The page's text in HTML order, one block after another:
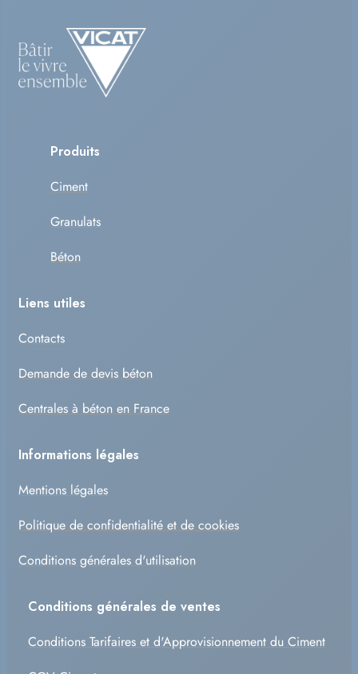
Produits
Ciment
Granulats
Béton
Liens utiles
Contacts
Demande de devis béton
Centrales à béton en France
Informations légales
Mentions légales
Politique de confidentialité et de cookies
Conditions générales d'utilisation
Conditions générales de ventes
Conditions Tarifaires et d'Approvisionnement du Ciment